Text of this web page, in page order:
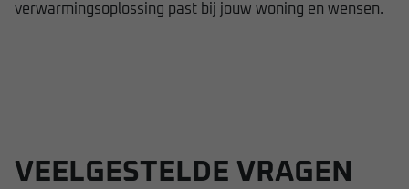
verwarmingsoplossing past bij jouw woning en wensen.
VEELGESTELDE VRAGEN